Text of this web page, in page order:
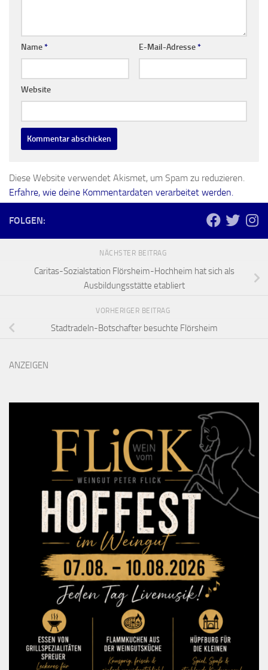
Name* E-Mail-Adresse*
Website
Diese Website verwendet Akismet, um Spam zu reduzieren.
Erfahre, wie deine Kommentardaten verarbeitet werden.
FOLGEN:
NÄCHSTER BEITRAG
Caritas-Sozialstation Flörsheim-Hochheim hat sich als
Ausbildungsstätte etabliert
VORHERIGER BEITRAG
Stadtradeln-Botschafter besuchte Flörsheim
ANZEIGEN